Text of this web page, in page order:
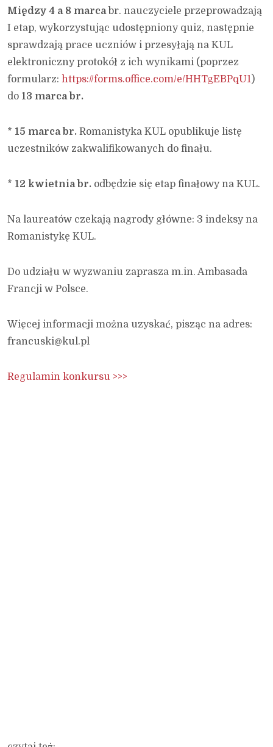
Między 4 a 8 marcabr. nauczyciele przeprowadzają
I etap, wykorzystując udostępniony quiz, następnie
sprawdzają prace uczniów i przesyłają na KUL
elektroniczny protokół z ich wynikami (poprzez
formularz: https://forms.office.com/e/HHTgEBPqU1)
do 13 marca br.
* 15 marca br. Romanistyka KUL opublikuje listę
uczestników zakwalifikowanych do finału.
* 12 kwietnia br. odbędzie się etap finałowy na KUL.
Na laureatów czekają nagrody główne: 3 indeksy na
Romanistykę KUL.
Do udziału w wyzwaniu zaprasza m.in. Ambasada
Francji w Polsce.
Więcej informacji można uzyskać, pisząc na adres:
francuski@kul.pl
Regulamin konkursu >>>